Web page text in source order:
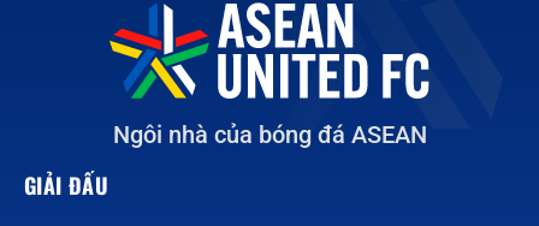
Ngôi nhà của bóng đá ASEAN
GIẢI ĐẤU